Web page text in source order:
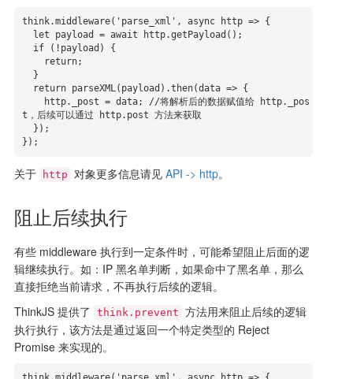
think.middleware('parse_xml', async http => {
t，后续可以通过 http.post 方法来获取
});
关于 http 对象更多信息请见 API -> http。
阻止后续执行
有些 middleware 执行到一定条件时，可能希望阻止后面的逻
辑继续执行。如：IP 黑名单判断，如果命中了黑名单，那么
直接拒绝当前请求，不再执行后续的逻辑。
ThinkJS 提供了
think.prevent 方法用来阻止后续的逻辑
执行执行，该方法是通过返回一个特定类型的 Reject
Promise 来实现的。